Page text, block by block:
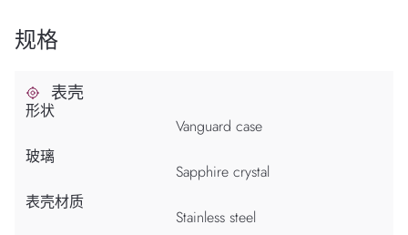
规格
表壳
形状
Vanguard case
玻璃
Sapphire crystal
表壳材质
Stainless steel